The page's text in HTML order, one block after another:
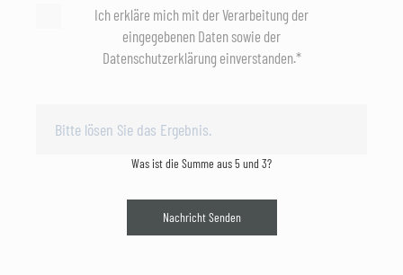
Ich erkläre mich mit der Verarbeitung der
eingegebenen Daten sowie der
Datenschutzerklärung einverstanden.*
Was ist die Summe aus 5 und 3?
Nachricht Senden